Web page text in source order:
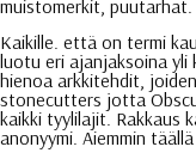
muistomerkit,
Kaikille. että on termi
luotu eri ajanjaksoina
hienoa arkkitehdit,
stonecutters jotta
kaikki tyylilajit. Rakkaus
anonyymi. Aiemmin